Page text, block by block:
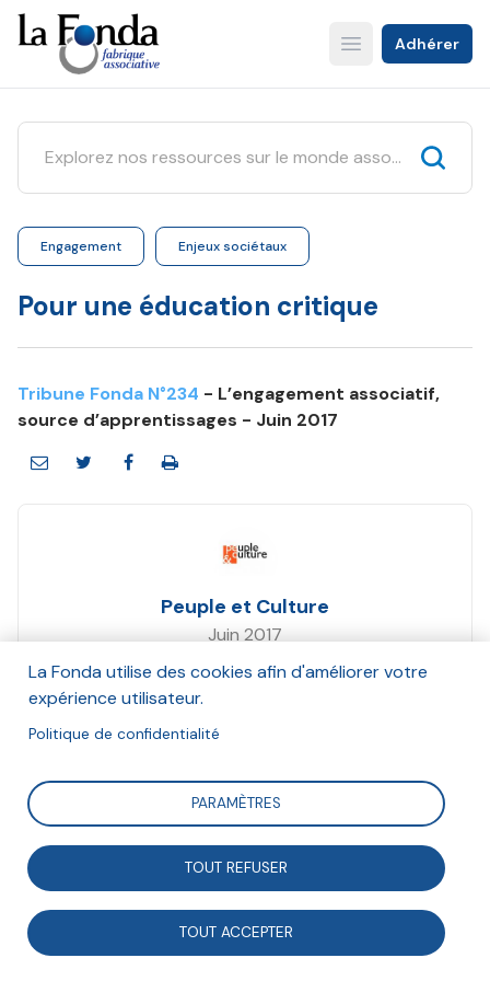
Aller
au
contenu
principal
Open main menu
Adhérer
Engagement Enjeux sociétaux
Pour une éducation critique
Tribune Fonda N°234 - L’engagement associatif,
source d’apprentissages - Juin 2017
Peuple et Culture
Juin 2017
MÉTHODOLOGIE │Présentation des outils et
méthodologie utilisée par Peuple et Culture afin de
favoriser l'acquisition de réflexes permettant de faire
émerger une éducation critique.
La Fonda utilise des cookies afin d'améliorer votre
expérience utilisateur.
Politique de confidentialité
PARAMÈTRES
TOUT REFUSER
TOUT ACCEPTER